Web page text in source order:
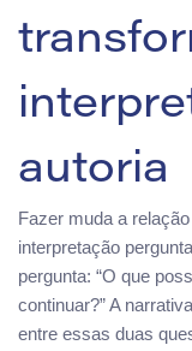
autoria
Fazer muda a
interpretação
pergunta: “O que
continuar?” A
entre essas duas